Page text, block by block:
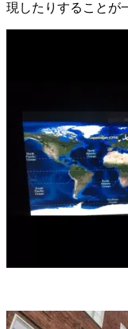
現したりすることが